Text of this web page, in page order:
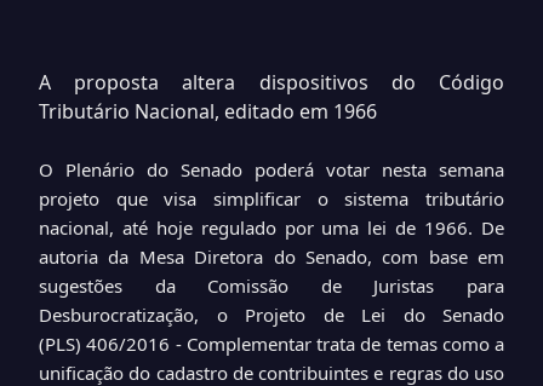
A proposta altera dispositivos do Código
Tributário Nacional, editado em 1966
O Plenário do Senado poderá votar nesta semana
projeto que visa simplificar o sistema tributário
nacional, até hoje regulado por uma lei de 1966. De
autoria da Mesa Diretora do Senado, com base em
sugestões da Comissão de Juristas para
Desburocratização, o Projeto de Lei do Senado
(PLS)406/2016 - Complementar trata de temas como a
unificação do cadastro de contribuintes e regras do uso